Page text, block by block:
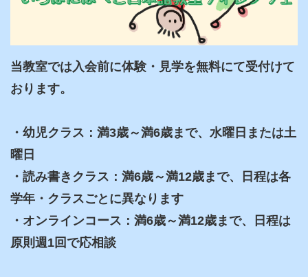
当教室では入会前に体験・見学を無料にて受付けて
おります。
・幼児クラス：満3歳～満6歳まで、水曜日または土
曜日
・読み書きクラス：満6歳～満12歳まで、日程は各
学年・クラスごとに異なります
・オンラインコース：満6歳～満12歳まで、日程は
原則週1回で応相談